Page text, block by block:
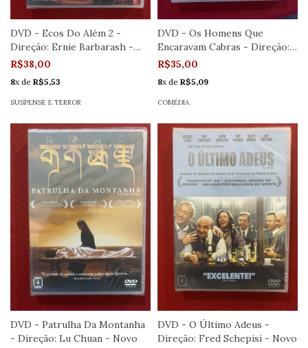
DVD - Ecos Do Além 2 -
Direção: Ernie Barbarash -
Novo
R$38,00
8x de R$5,53
SUSPENSE E TERROR
DVD - Os Homens Que
Encaravam Cabras - Direção:
Grant Heslov
R$35,00
8x de R$5,09
COMÉDIA
DVD - Patrulha Da Montanha
- Direção: Lu Chuan - Novo
DVD - O Último Adeus -
Direção: Fred Schepisi - Novo